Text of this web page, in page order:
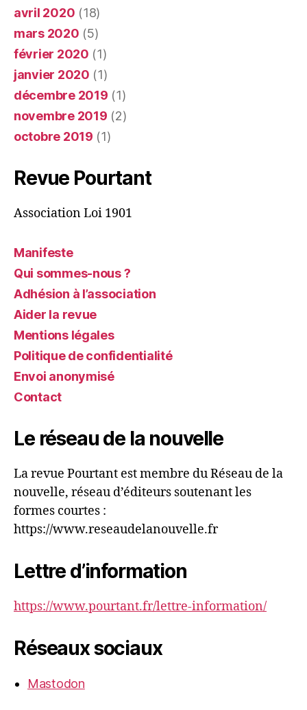
avril 2020 (18)
mars 2020 (5)
février 2020 (1)
janvier 2020 (1)
décembre 2019 (1)
novembre 2019 (2)
octobre 2019 (1)
Revue Pourtant
Association Loi 1901
Manifeste
Qui sommes-nous ?
Adhésion à l’association
Aider la revue
Mentions légales
Politique de confidentialité
Envoi anonymisé
Contact
Le réseau de la nouvelle
La revue Pourtant est membre du Réseau de la
nouvelle, réseau d’éditeurs soutenant les
formes courtes :
https://www.reseaudelanouvelle.fr
Lettre d’information
https://www.pourtant.fr/lettre-information/
Réseaux sociaux
Mastodon